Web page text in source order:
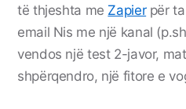
të thjeshta me Zapierpër ta
email Nis me një kanal
vendos një test 2-javor,
shpërqendro, një fitore e